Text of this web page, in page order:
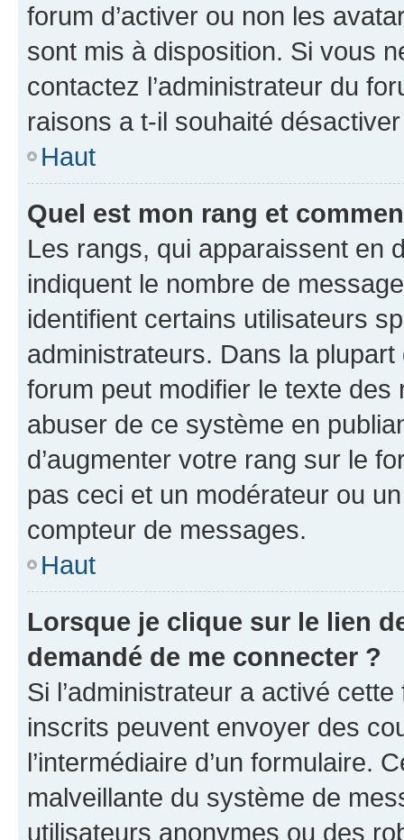
forum d’activer ou non les
sont mis à disposition. Si vous
contactez l’administrateur du
raisons a t-il souhaité
Haut
Quel est mon rang et
Les rangs, qui apparaissent en
indiquent le nombre de
identifient certains utilisateurs
administrateurs. Dans la
forum peut modifier le texte
abuser de ce système en
d’augmenter votre rang sur le
pas ceci et un modérateur ou
compteur de messages.
Haut
Lorsque je clique sur le lien
demandé de me connecter ?
Si l’administrateur a activé
inscrits peuvent envoyer des
l’intermédiaire d’un formulaire.
malveillante du système de
utilisateurs anonymes ou des